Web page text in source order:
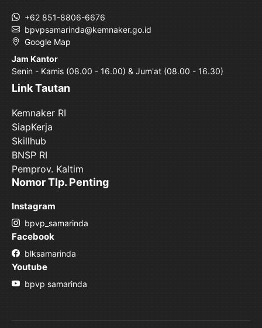
+62 851-8806-6676
bpvpsamarinda@kemnaker.go.id
Google Map
Jam Kantor
Senin - Kamis (08.00 - 16.00) & Jum'at (08.00 - 16.30)
Link Tautan
Kemnaker RI
SiapKerja
Skillhub
BNSP RI
Pemprov. Kaltim
Nomor Tlp. Penting
Instagram
bpvp_samarinda
Facebook
blksamarinda
Youtube
bpvp samarinda